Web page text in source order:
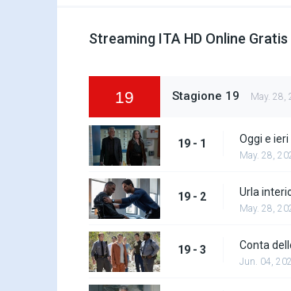
Streaming ITA HD Online Gratis
19 Stagione 19 May. 28,
19 - 1 Oggi e ieri
May. 28,
19 - 2 Urla
May. 28,
19 - 3 Conta
Jun. 04,